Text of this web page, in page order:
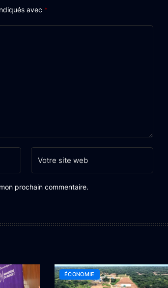
avec *
prochain commentaire.
ÉCONOMIE